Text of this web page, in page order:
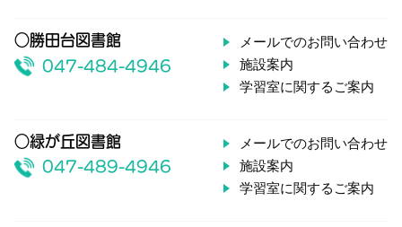
○勝田台図書館
047-484-4946
メールでのお問い合わせ
施設案内
学習室に関するご案内
○緑が丘図書館
047-489-4946
メールでのお問い合わせ
施設案内
学習室に関するご案内